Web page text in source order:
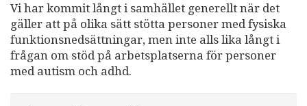
Vi har kommit långt i samhället generellt när det
gäller att på olika sätt stötta personer med fysiska
funktionsnedsättningar, men inte alls lika långt i
frågan om stöd på arbetsplatserna för personer
med autism och adhd.